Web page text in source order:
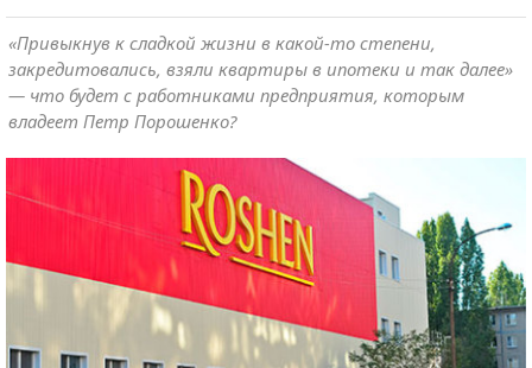
«Привыкнув к сладкой жизни в какой-то степени,
закредитовались, взяли квартиры в ипотеки и так далее»
— что будет с работниками предприятия, которым
владеет Петр Порошенко?